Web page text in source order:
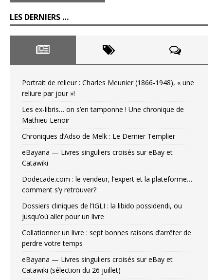
LES DERNIERS …
Portrait de relieur : Charles Meunier (1866-1948), « une
reliure par jour »!
Les ex-libris… on s’en tamponne ! Une chronique de
Mathieu Lenoir
Chroniques d’Adso de Melk : Le Dernier Templier
eBayana — Livres singuliers croisés sur eBay et
Catawiki
Dodecade.com : le vendeur, l’expert et la plateforme…
comment s’y retrouver?
Dossiers cliniques de l’IGLI : la libido possidendi, ou
jusqu’où aller pour un livre
Collationner un livre : sept bonnes raisons d’arrêter de
perdre votre temps
eBayana — Livres singuliers croisés sur eBay et
Catawiki (sélection du 26 juillet)